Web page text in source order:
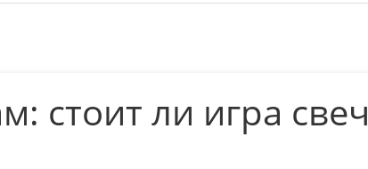
стоит ли игра свеч